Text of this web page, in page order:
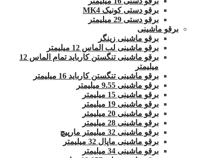
برقو دستی کونیک MK4
برقو دستی 29 میلیمتر
برقو ماشینی
برقو ماشینی زینگر
برقو ماشینی لب الماس 12 میلیمتر
برقو ماشینی تنگستن کارباید تمام الماس 12
میلیمتر
برقو ماشینی تنگستن کارباید 16 میلیمتر
برقو ماشینی 9.55 میلیمتر
برقو ماشینی 15 میلیمتر
برقو ماشینی 19 میلیمتر
برقو ماشینی 20 میلیمتر
برقو ماشینی 28 میلیمتر
برقو ماشینی 32 میلیمتر مارپیچ
برقو ماشینی ماپال 32 میلیمتر
برقو ماشینی 34 میلیمتر